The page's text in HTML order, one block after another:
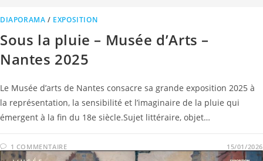
DIAPORAMA / EXPOSITION
Sous la pluie – Musée d’Arts –
Nantes 2025
Le Musée d’arts de Nantes consacre sa grande exposition 2025 à
la représentation, la sensibilité et l’imaginaire de la pluie qui
émergent à la fin du 18e siècle.Sujet littéraire, objet…
1 COMMENTAIRE 15/01/2026